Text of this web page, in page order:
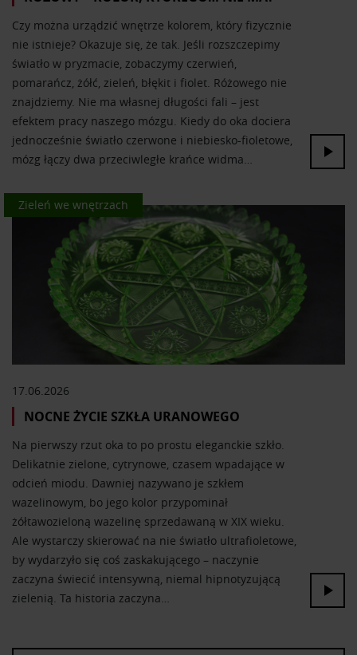
Czy można urządzić wnętrze kolorem, który fizycznie
nie istnieje? Okazuje się, że tak. Jeśli rozszczepimy
światło w pryzmacie, zobaczymy czerwień,
pomarańcz, żółć, zieleń, błękit i fiolet. Różowego nie
znajdziemy. Nie ma własnej długości fali – jest
efektem pracy naszego mózgu. Kiedy do oka dociera
jednocześnie światło czerwone i niebiesko-fioletowe,
mózg łączy dwa przeciwległe krańce widma…
Kolor we wnętrzach
Zieleń we wnętrzach
17.06.2026
NOCNE ŻYCIE SZKŁA URANOWEGO
Na pierwszy rzut oka to po prostu eleganckie szkło.
Delikatnie zielone, cytrynowe, czasem wpadające w
odcień miodu. Dawniej nazywano je szkłem
wazelinowym, bo jego kolor przypominał
żółtawozieloną wazelinę sprzedawaną w XIX wieku.
Ale wystarczy skierować na nie światło ultrafioletowe,
by wydarzyło się coś zaskakującego – naczynie
zaczyna świecić intensywną, niemal hipnotyzującą
zielenią. Ta historia zaczyna…